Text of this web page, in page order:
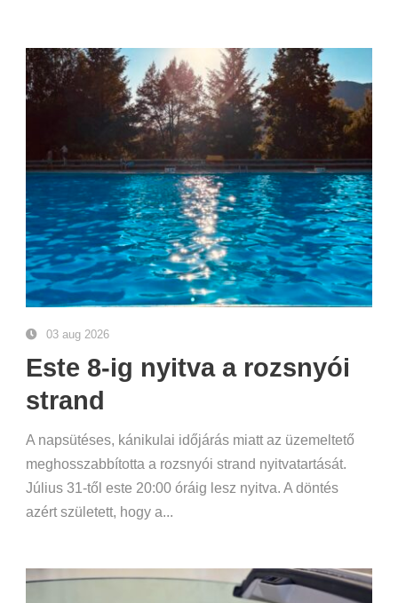
03 aug 2026
Este 8-ig nyitva a rozsnyói
strand
A napsütéses, kánikulai időjárás miatt az üzemeltető
meghosszabbította a rozsnyói strand nyitvatartását.
Július 31-től este 20:00 óráig lesz nyitva. A döntés
azért született, hogy a...